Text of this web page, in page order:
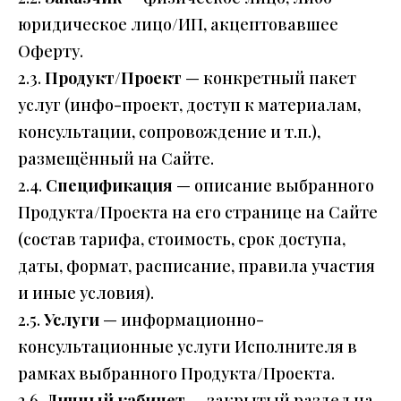
юридическое лицо/ИП, акцептовавшее
Оферту.
2.3. Продукт/Проект — конкретный пакет
услуг (инфо-проект, доступ к материалам,
консультации, сопровождение и т.п.),
размещённый на Сайте.
2.4. Спецификация — описание выбранного
Продукта/Проекта на его странице на Сайте
(состав тарифа, стоимость, срок доступа,
даты, формат, расписание, правила участия
и иные условия).
2.5. Услуги — информационно-
консультационные услуги Исполнителя в
рамках выбранного Продукта/Проекта.